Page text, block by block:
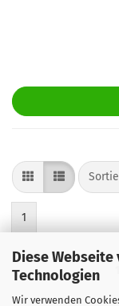
Diese
Technologien
Wir verwenden
1